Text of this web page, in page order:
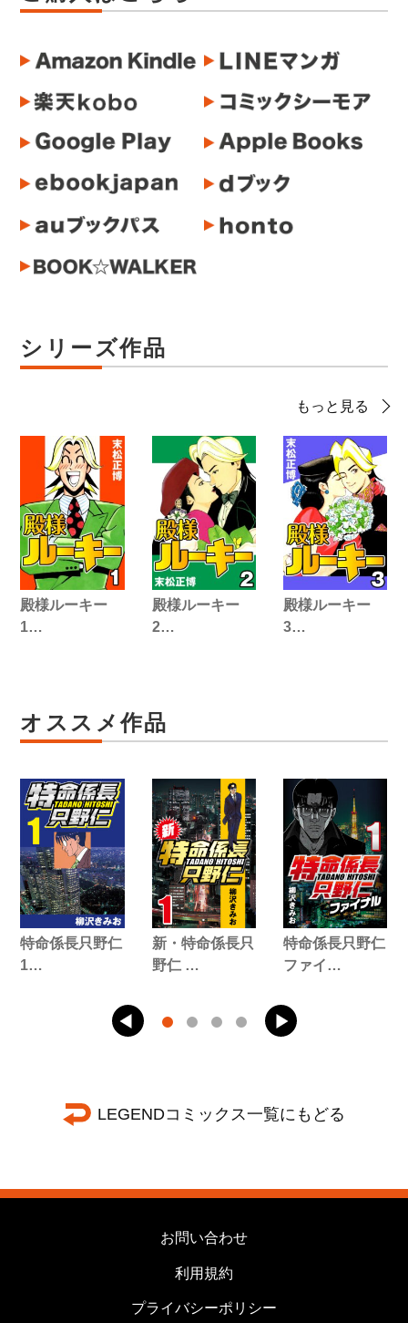
シリーズ作品
もっと見る
殿様ルーキー
1…
殿様ルーキー
2…
殿様ルーキー
3…
オススメ作品
特命係長只野仁
1…
新・特命係長只
野仁 …
特命係長只野仁
ファイ…
LEGENDコミックス一覧にもどる
お問い合わせ
利用規約
プライバシーポリシー